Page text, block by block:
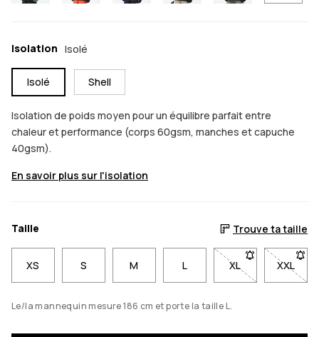
Isolation Isolé
Isolé Shell
Isolation de poids moyen pour un équilibre parfait entre
chaleur et performance (corps 60gsm, manches et capuche
40gsm).
En savoir plus sur l'isolation
Taille Trouve ta taille
XS S M L XL- Taille XL non
XXL
-
Le/la mannequin mesure 186 cm et porte la taille L.